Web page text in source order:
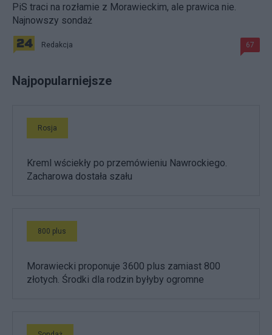
PiS traci na rozłamie z Morawieckim, ale prawica nie.
Najnowszy sondaż
Redakcja 67
Najpopularniejsze
Rosja
Kreml wściekły po przemówieniu Nawrockiego.
Zacharowa dostała szału
800 plus
Morawiecki proponuje 3600 plus zamiast 800
złotych. Środki dla rodzin byłyby ogromne